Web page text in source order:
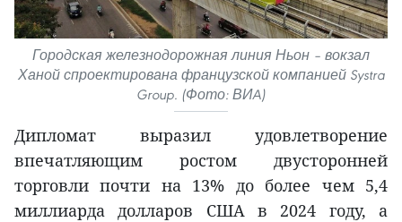
Городская железнодорожная линия Ньон – вокзал
Ханой спроектирована французской компанией Systra
Group. (Фото: ВИA)
Дипломат выразил удовлетворение
впечатляющим ростом двусторонней
торговли почти на 13% до более чем 5,4
миллиарда долларов США в 2024 году, а